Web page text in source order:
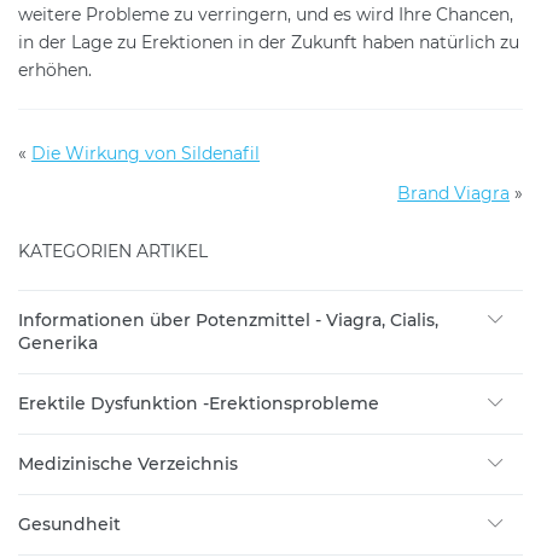
weitere Probleme zu verringern, und es wird Ihre Chancen,
in der Lage zu Erektionen in der Zukunft haben natürlich zu
erhöhen.
« Die Wirkung von Sildenafil
Brand Viagra »
KATEGORIEN ARTIKEL
Informationen über Potenzmittel - Viagra, Cialis,
Generika
Erektile Dysfunktion -Erektionsprobleme
Medizinische Verzeichnis
Gesundheit